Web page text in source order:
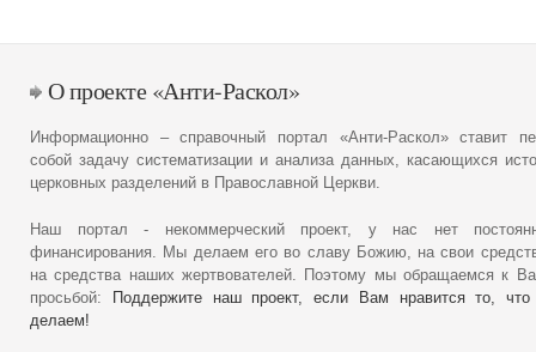
О проекте «Анти-Раскол»
Информационно – справочный портал «Анти-Раскол» ставит
собой задачу систематизации и анализа данных, касающихся
церковных разделений в Православной Церкви.
Наш портал - некоммерческий проект, у нас нет
финансирования. Мы делаем его во славу Божию, на свои
на средства наших жертвователей. Поэтому мы обращаемся к
просьбой:
Поддержите наш проект, если Вам нравится то,
делаем!